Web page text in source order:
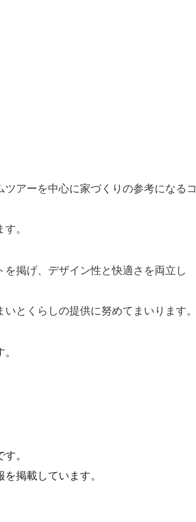
アーを中心に家づくりの参考になるコ
。
掲げ、デザイン性と快適さを両立し
とくらしの提供に努めてまいります。
。
掲載しています。